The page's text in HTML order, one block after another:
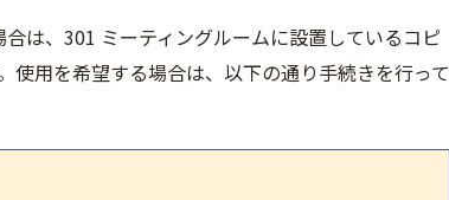
は、301 ミーティングルームに設置しているコピ
用を希望する場合は、以下の通り手続きを行って